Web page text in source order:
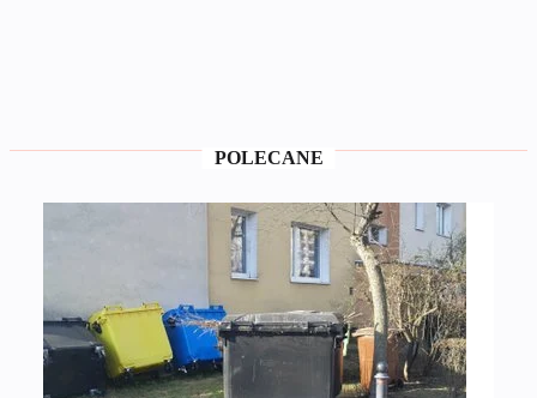
POLECANE